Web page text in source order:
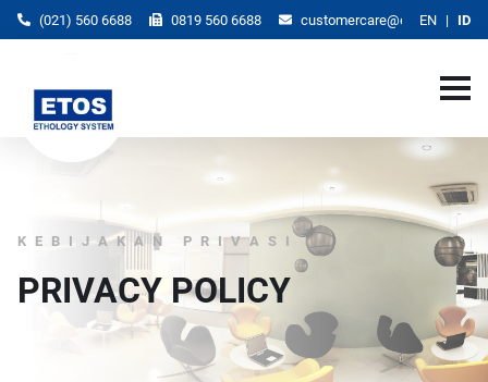
(021) 560 6688 0819 560 6688 customercare@etos.co.id
EN ID
KEBIJAKAN PRIVASI
PRIVACY POLICY